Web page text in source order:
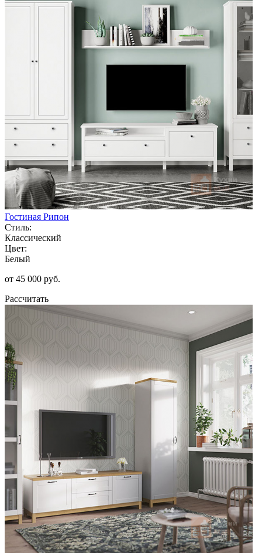
Гостиная Рипон
Стиль:
Классический
Цвет:
Белый
от 45 000 руб.
Рассчитать